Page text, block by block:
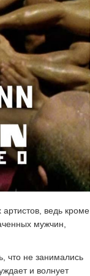
ведь кроме
мужчин,
что не занимались
и волнует